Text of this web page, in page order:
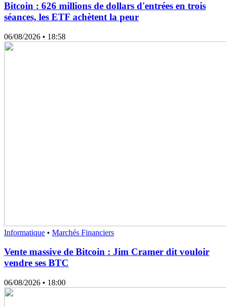
Bitcoin : 626 millions de dollars d'entrées en trois
séances, les ETF achètent la peur
06/08/2026 • 18:58
Informatique • Marchés Financiers
Vente massive de Bitcoin : Jim Cramer dit vouloir
vendre ses BTC
06/08/2026 • 18:00